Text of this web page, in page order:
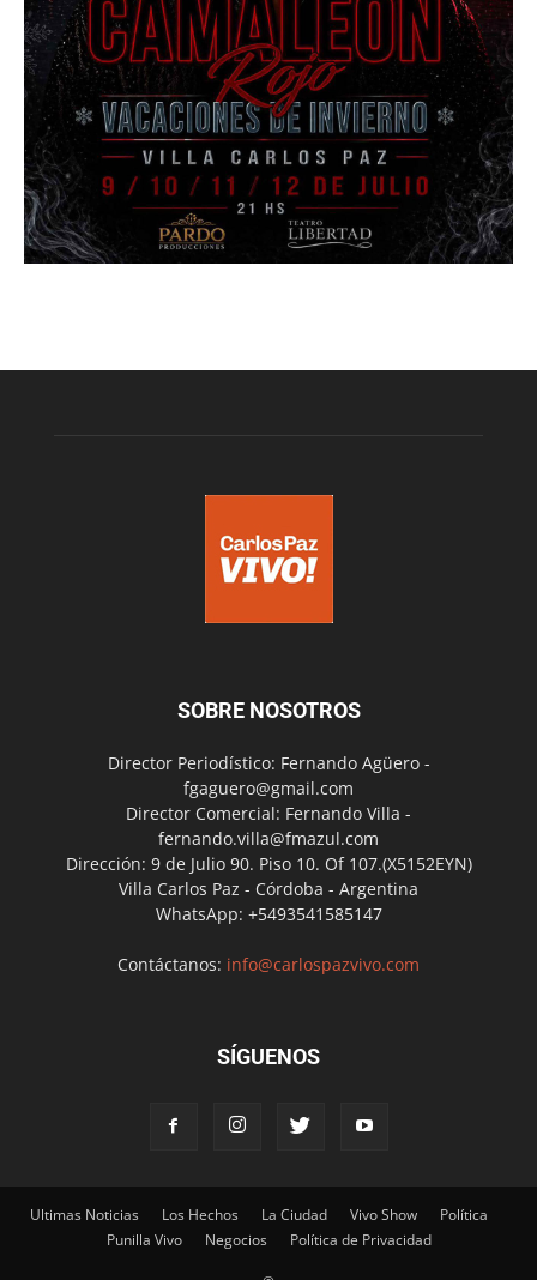
SOBRE NOSOTROS
Director Periodístico: Fernando Agüero -
fgaguero@gmail.com
Director Comercial: Fernando Villa -
fernando.villa@fmazul.com
Dirección: 9 de Julio 90. Piso 10. Of 107.(X5152EYN)
Villa Carlos Paz - Córdoba - Argentina
WhatsApp: +5493541585147
Contáctanos: info@carlospazvivo.com
SÍGUENOS
Ultimas Noticias Los Hechos La Ciudad Vivo Show
Política
Punilla Vivo
Negocios Política de Privacidad